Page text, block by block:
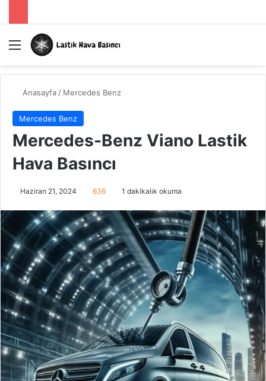
Menü
Anasayfa / Mercedes Benz
Mercedes Benz
Mercedes-Benz Viano Lastik
Hava Basıncı
Haziran 21, 2024 636 1 dakikalık okuma